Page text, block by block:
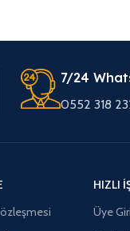
7/24
0552 318
HIZLI
Üye